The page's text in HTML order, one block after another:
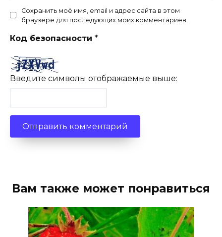
Сохранить моё имя, email и адрес сайта в этом
браузере для последующих моих комментариев.
Код безопасности *
Введите символы отображаемые выше:
Вам также может понравиться